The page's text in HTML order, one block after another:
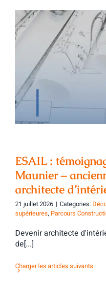
ESAIL :
ancienne
ESAIL :
Maunier –
architecte
21 juillet 2026 | Categories:
supérieures, Parcours
Devenir architecte
de[...]
Charger les articles suivants